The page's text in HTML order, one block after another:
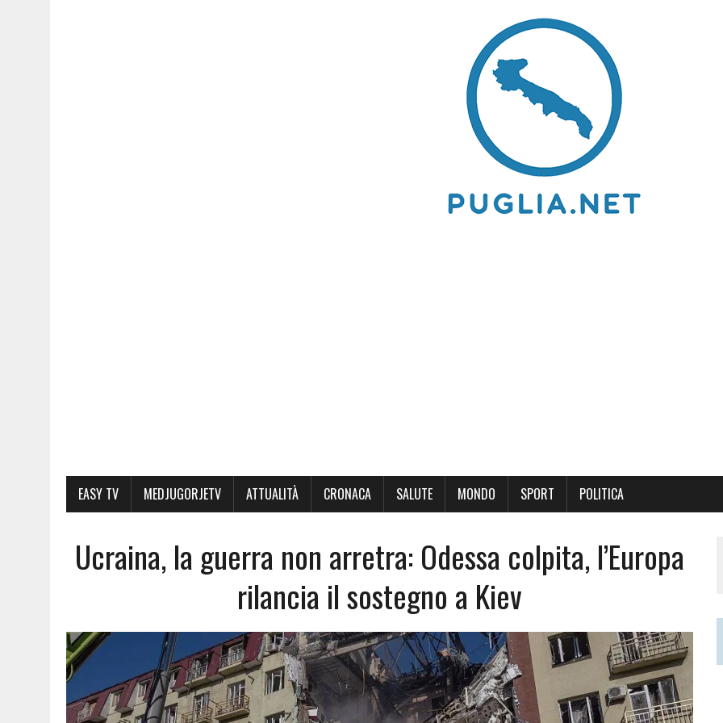
EASY TV MEDJUGORJETV ATTUALITÀ CRONACA SALUTE MONDO SPORT POLITICA
Ucraina, la guerra non arretra: Odessa colpita, l’Europa
rilancia il sostegno a Kiev